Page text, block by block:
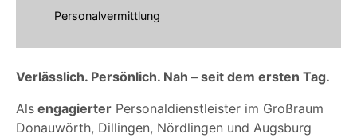
Verlässlich. Persönlich. Nah – seit dem ersten Tag.
Als engagierter Personaldienstleister im Großraum
Donauwörth, Dillingen, Nördlingen und Augsburg
Personalvermittlung